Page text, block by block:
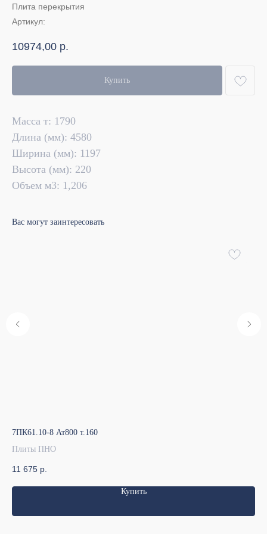
Плита перекрытия
Артикул:
10974,00 р.
Купить
Масса т: 1790
Длина (мм): 4580
Ширина (мм): 1197
Высота (мм): 220
Объем м3: 1,206
Вас могут заинтересовать
7ПК61.10-8 Ат800 т.160
Плиты ПНО
11 675 р.
Купить